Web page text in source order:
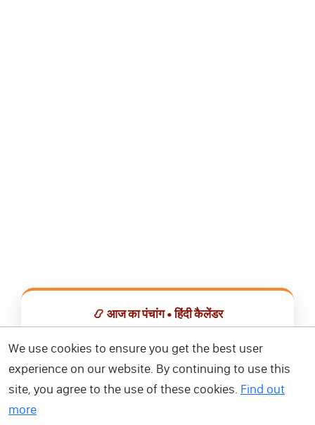
📿 आज का पंचांग • हिंदी कैलेंडर
📅 हिंदी कैलेंडर ऐप डाउनलोड करें
We use cookies to ensure you get the best user
experience on our website. By continuing to use this
site, you agree to the use of these cookies. Find out
more